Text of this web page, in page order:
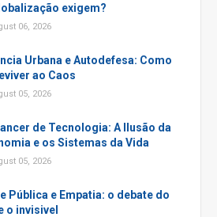
exigem?
06, 2026
Urbana e Autodefesa: Como
ao Caos
05, 2026
de Tecnologia: A Ilusão da
e os Sistemas da Vida
05, 2026
Pública e Empatia: o debate do
o invisivel